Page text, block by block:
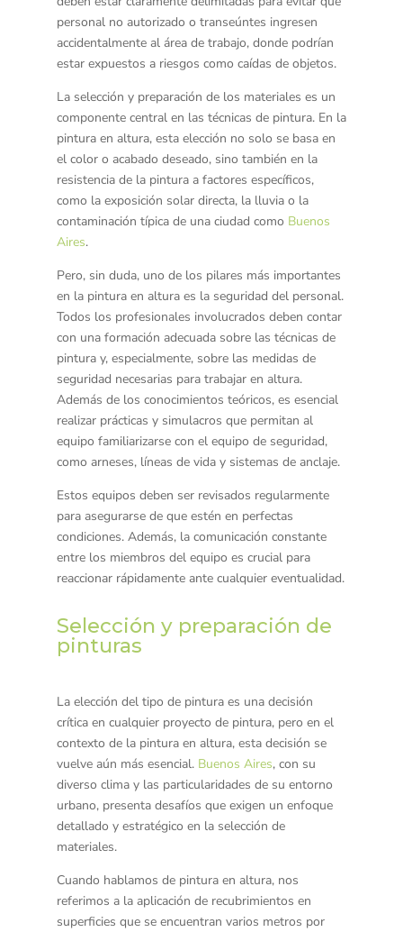
personal no autorizado o transeúntes ingresen
accidentalmente al área de trabajo, donde podrían
estar expuestos a riesgos como caídas de objetos.
La selección y preparación de los materiales es un
componente central en las técnicas de pintura. En la
pintura en altura, esta elección no solo se basa en
el color o acabado deseado, sino también en la
resistencia de la pintura a factores específicos,
como la exposición solar directa, la lluvia o la
contaminación típica de una ciudad como Buenos
Aires.
Pero, sin duda, uno de los pilares más importantes
en la pintura en altura es la seguridad del personal.
Todos los profesionales involucrados deben contar
con una formación adecuada sobre las técnicas de
pintura y, especialmente, sobre las medidas de
seguridad necesarias para trabajar en altura.
Además de los conocimientos teóricos, es esencial
realizar prácticas y simulacros que permitan al
equipo familiarizarse con el equipo de seguridad,
como arneses, líneas de vida y sistemas de anclaje.
Estos equipos deben ser revisados regularmente
para asegurarse de que estén en perfectas
condiciones. Además, la comunicación constante
entre los miembros del equipo es crucial para
reaccionar rápidamente ante cualquier eventualidad.
Selección y preparación de
pinturas
La elección del tipo de pintura es una decisión
crítica en cualquier proyecto de pintura, pero en el
contexto de la pintura en altura, esta decisión se
vuelve aún más esencial. Buenos Aires, con su
diverso clima y las particularidades de su entorno
urbano, presenta desafíos que exigen un enfoque
detallado y estratégico en la selección de
materiales.
Cuando hablamos de pintura en altura, nos
referimos a la aplicación de recubrimientos en
superficies que se encuentran varios metros por